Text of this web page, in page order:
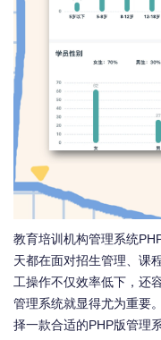
教育培训机构管理系统
天都在面对招生管理、课
工操作不仅效率低下，还
管理系统就显得尤为重要
择一款合适的PHP版管理